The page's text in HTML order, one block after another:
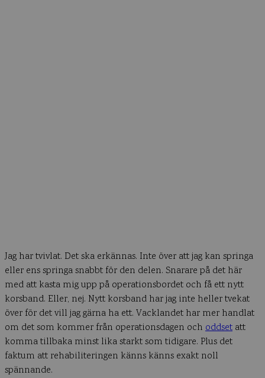
Jag har tvivlat. Det ska erkännas. Inte över att jag kan springa
eller ens springa snabbt för den delen. Snarare på det här
med att kasta mig upp på operationsbordet och få ett nytt
korsband. Eller, nej. Nytt korsband har jag inte heller tvekat
över för det vill jag gärna ha ett. Vacklandet har mer handlat
om det som kommer från operationsdagen och oddset att
komma tillbaka minst lika starkt som tidigare. Plus det
faktum att rehabiliteringen känns känns exakt noll
spännande.